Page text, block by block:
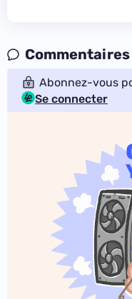
Abonnez-vous
Se connecter